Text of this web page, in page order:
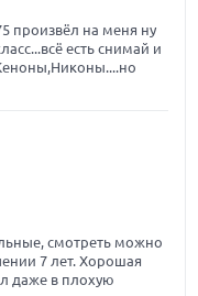
произвёл на меня ну
есть снимай и
смотреть можно
7 лет. Хорошая
даже в плохую